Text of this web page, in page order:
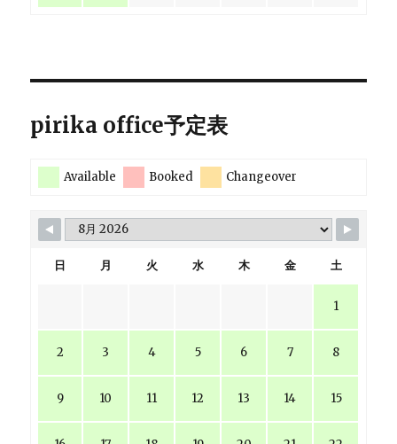
pirika office予定表
Available Booked Changeover
日 月 火 水 木 金 土
1
2 3 4 5 6 7 8
9 10 11 12 13 14 15